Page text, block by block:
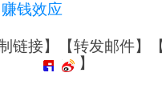
赚钱效应
链接】【转发邮件】
】